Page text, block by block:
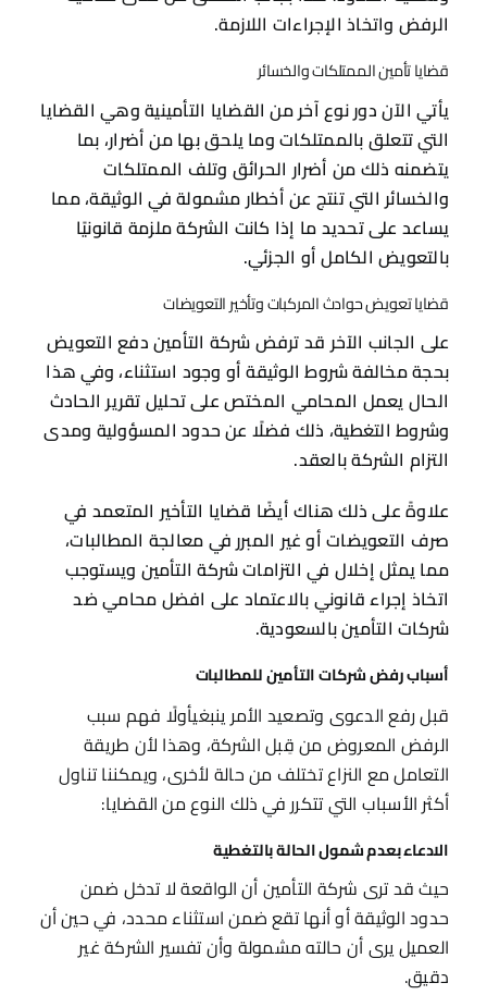
الرفض واتخاذ الإجراءات اللازمة.
قضايا تأمين الممتلكات والخسائر
يأتي الآن دور نوع آخر من القضايا التأمينية وهي القضايا
التي تتعلق بالممتلكات وما يلحق بها من أضرار، بما
يتضمنه ذلك من أضرار الحرائق وتلف الممتلكات
والخسائر التي تنتج عن أخطار مشمولة في الوثيقة، مما
يساعد على تحديد ما إذا كانت الشركة ملزمة قانونيًا
بالتعويض الكامل أو الجزئي.
قضايا تعويض حوادث المركبات وتأخير التعويضات
على الجانب الآخر قد ترفض شركة التأمين دفع التعويض
بحجة مخالفة شروط الوثيقة أو وجود استثناء، وفي هذا
الحال يعمل المحامي المختص على تحليل تقرير الحادث
وشروط التغطية، ذلك فضلًا عن حدود المسؤولية ومدى
التزام الشركة بالعقد.
علاوةً على ذلك هناك أيضًا قضايا التأخير المتعمد في
صرف التعويضات أو غير المبرر في معالجة المطالبات،
مما يمثل إخلال في التزامات شركة التأمين ويستوجب
اتخاذ إجراء قانوني بالاعتماد على افضل محامي ضد
شركات التأمين بالسعودية.
أسباب رفض شركات التأمين للمطالبات
قبل رفع الدعوى وتصعيد الأمر ينبغيأولًا فهم سبب
الرفض المعروض من قِبل الشركة، وهذا لأن طريقة
التعامل مع النزاع تختلف من حالة لأخرى، ويمكننا تناول
أكثر الأسباب التي تتكرر في ذلك النوع من القضايا:
الادعاء بعدم شمول الحالة بالتغطية
حيث قد ترى شركة التأمين أن الواقعة لا تدخل ضمن
حدود الوثيقة أو أنها تقع ضمن استثناء محدد، في حين أن
العميل يرى أن حالته مشمولة وأن تفسير الشركة غير
دقيق.